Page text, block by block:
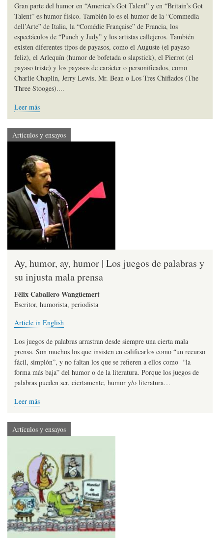
Gran parte del humor en “America’s Got Talent” y en “Britain’s Got
Talent” es humor físico. También lo es el humor de la “Commedia
dell’Arte” de Italia, la “Comédie Française” de Francia, los
espectáculos de “Punch y Judy” y los artistas callejeros. También
existen diferentes tipos de payasos, como el Auguste (el payaso
feliz), el Arlequín (humor de bofetada o slapstick), el Pierrot (el
payaso triste) y los payasos de carácter o personificados, como
Charlie Chaplin, Jerry Lewis, Mr. Bean o Los Tres Chiflados (The
Three Stooges)....
Leer más
Artículos y ensayos
Ay, humor, ay, humor | Los juegos de palabras y
su injusta mala prensa
Félix Caballero Wangüemert
Escritor, humorista, periodista
Article in English
Los juegos de palabras arrastran desde siempre una cierta mala
prensa. Son muchos los que insisten en calificarlos como “un recurso
fácil, simplón”, y no faltan los que se refieren a ellos como “la
forma más baja” del humor o de la literatura. Porque los juegos de
palabras pueden ser, ciertamente, humor y/o literatura…
Leer más
Artículos y ensayos